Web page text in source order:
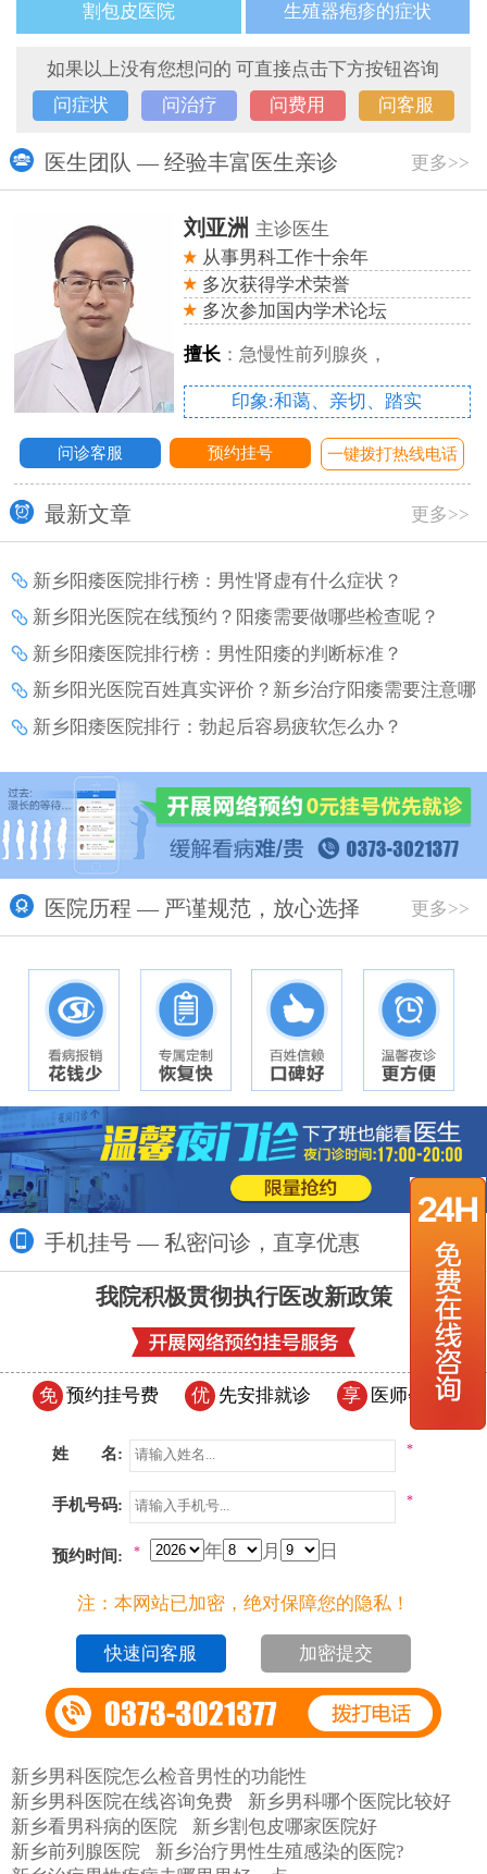
割包皮医院 生殖器疱疹的症状
如果以上没有您想问的 可直接点击下方按钮咨询
问症状
问治疗 问费用 问客服
医生团队 — 经验丰富医生亲诊 更多>>
刘亚洲 主诊医生
从事男科工作十余年
多次获得学术荣誉
多次参加国内学术论坛
擅长：急慢性前列腺炎，
印象:和蔼、亲切、踏实
问诊客服 预约挂号 一键拨打热线电话
最新文章 更多>>
新乡阳痿医院排行榜：男性肾虚有什么症状？
新乡阳光医院在线预约？阳痿需要做哪些检查呢？
新乡阳痿医院排行榜：男性阳痿的判断标准？
新乡阳光医院百姓真实评价？新乡治疗阳痿需要注意哪
些事项？
新乡阳痿医院排行：勃起后容易疲软怎么办？
医院历程 — 严谨规范，放心选择 更多>>
手机挂号 — 私密问诊，直享优惠 更多>>
我院积极贯彻执行医改新政策
免 预约挂号费 优 先安排就诊 享 医师会诊
姓 名: *
手机号码: *
预约时间: 年 月 日
*
注：本网站已加密，绝对保障您的隐私！
加密提交
新乡男科医院怎么检音男性的功能性
新乡男科医院在线咨询免费
新乡男科哪个医院比较好
新乡看男科病的医院
新乡割包皮哪家医院好
新乡前列腺医院
新乡治疗男性生殖感染的医院?